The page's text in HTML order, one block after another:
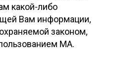
какой-либо
Вам информации,
законом,
МА.